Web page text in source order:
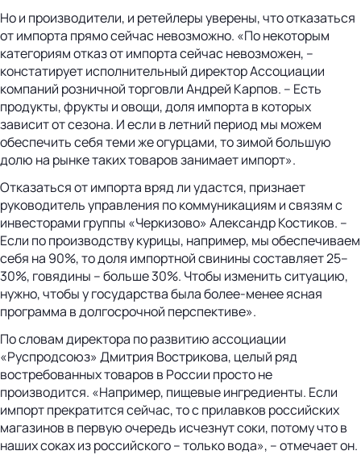
Но и производители, и ретейлеры уверены, что отказаться
от импорта прямо сейчас невозможно. «По некоторым
категориям отказ от импорта сейчас невозможен, –
констатирует исполнительный директор Ассоциации
компаний розничной торговли Андрей Карпов. – Есть
продукты, фрукты и овощи, доля импорта в которых
зависит от сезона. И если в летний период мы можем
обеспечить себя теми же огурцами, то зимой большую
долю на рынке таких товаров занимает импорт».
Отказаться от импорта вряд ли удастся, признает
руководитель управления по коммуникациям и связям с
инвесторами группы «Черкизово» Александр Костиков. –
Если по производству курицы, например, мы обеспечиваем
себя на 90%, то доля импортной свинины составляет 25–
30%, говядины – больше 30%. Чтобы изменить ситуацию,
нужно, чтобы у государства была более-менее ясная
программа в долгосрочной перспективе».
По словам директора по развитию ассоциации
«Руспродсоюз» Дмитрия Вострикова, целый ряд
востребованных товаров в России просто не
производится. «Например, пищевые ингредиенты. Если
импорт прекратится сейчас, то с прилавков российских
магазинов в первую очередь исчезнут соки, потому что в
наших соках из российского – только вода», – отмечает он.